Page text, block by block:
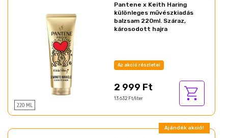
220 ML
Pantene x Keith Haring
különleges művészkiadás
balzsam 220ml. Száraz,
károsodott hajra
Az akció részletei
2 999 Ft
13 632 Ft/liter
Ajándék akció!